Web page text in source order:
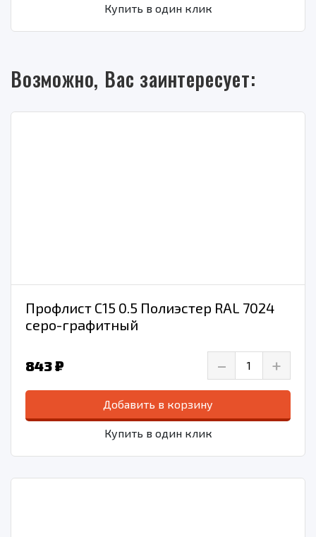
Купить в один клик
Возможно, Вас заинтересует:
Профлист С15 0.5 Полиэстер RAL 7024
серо-графитный
843 ₽ – +
Добавить в корзину
Купить в один клик